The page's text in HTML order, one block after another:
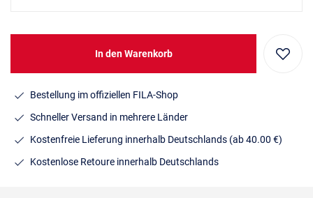
In den Warenkorb
Bestellung im offiziellen FILA-Shop
Schneller Versand in mehrere Länder
Kostenfreie Lieferung innerhalb Deutschlands (ab 40.00 €)
Kostenlose Retoure innerhalb Deutschlands